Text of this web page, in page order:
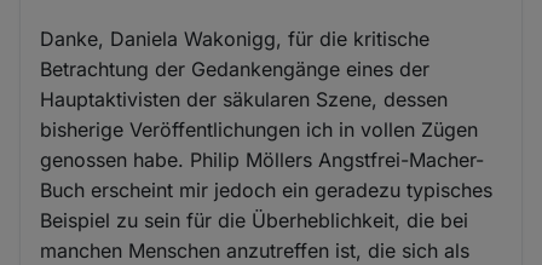
Danke, Daniela Wakonigg, für die kritische
Betrachtung der Gedankengänge eines der
Hauptaktivisten der säkularen Szene, dessen
bisherige Veröffentlichungen ich in vollen Zügen
genossen habe. Philip Möllers Angstfrei-Macher-
Buch erscheint mir jedoch ein geradezu typisches
Beispiel zu sein für die Überheblichkeit, die bei
manchen Menschen anzutreffen ist, die sich als